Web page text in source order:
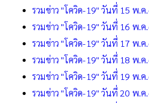
รวมข่าว "โควิด-19" วันที่ 15 พ.ค
รวมข่าว "โควิด-19" วันที่ 16 พ.ค
รวมข่าว "โควิด-19" วันที่ 17 พ.ค
รวมข่าว "โควิด-19" วันที่ 18 พ.ค
รวมข่าว "โควิด-19" วันที่ 19 พ.ค
รวมข่าว "โควิด-19" วันที่ 20 พ.ค